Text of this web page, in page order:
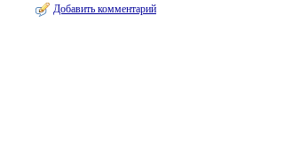
Добавить комментарий